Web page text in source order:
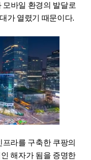
모바일 환경의 발달로
가 열렸기 때문이다.
라를 구축한 쿠팡의
해자가 됨을 증명한